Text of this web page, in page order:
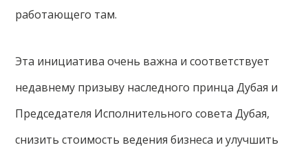
работающего там.
Эта инициатива очень важна и соответствует
недавнему призыву наследного принца Дубая и
Председателя Исполнительного совета Дубая,
снизить стоимость ведения бизнеса и улучшить